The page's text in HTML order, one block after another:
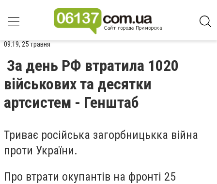
09:19, 25 травня
За день РФ втратила 1020
військових та десятки
артсистем - Генштаб
Триває російська загорбницькка війна
проти України.
Про втрати окупантів на фронті 25